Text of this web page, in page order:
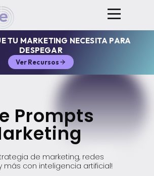
TU MARKETING NECESITA PARA
DESPEGAR
Ver Recursos
Prompts
de marketing, redes
más con inteligencia artificial!